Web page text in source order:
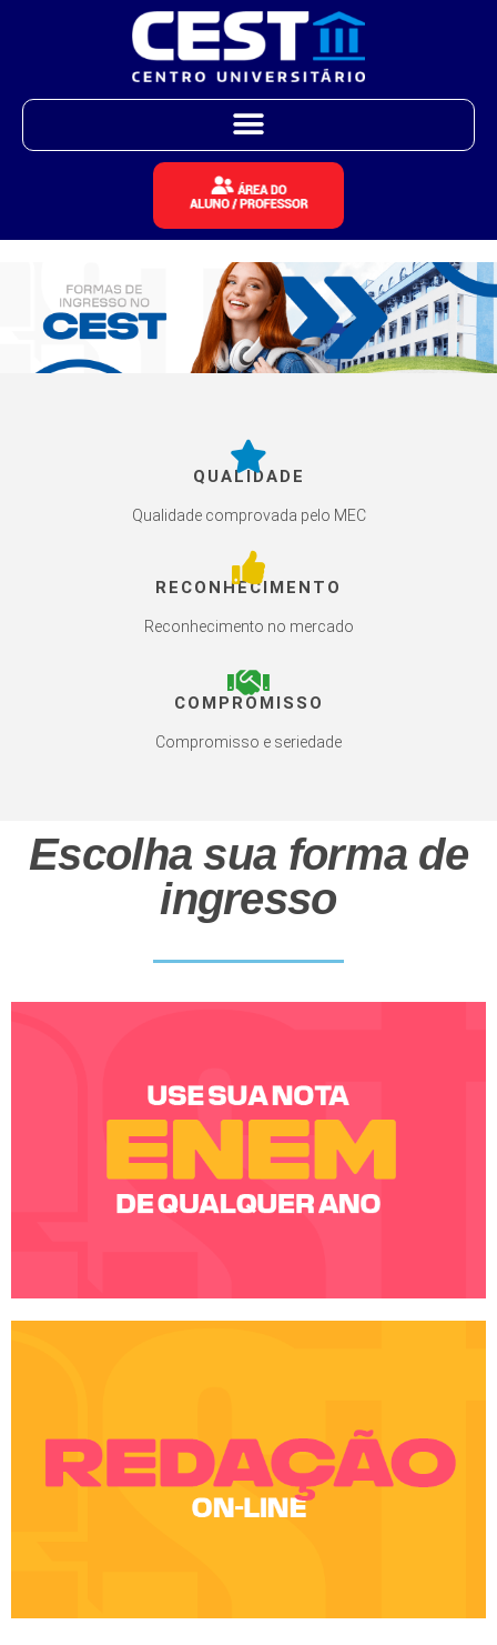
QUALIDADE
Qualidade comprovada pelo MEC
RECONHECIMENTO
Reconhecimento no mercado
COMPROMISSO
Compromisso e seriedade
Escolha sua forma de
ingresso